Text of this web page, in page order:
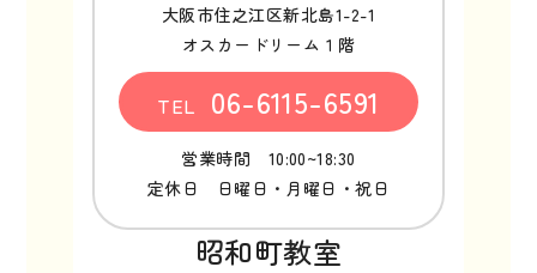
大阪市住之江区新北島1-2-1
オスカードリーム１階
TEL 06-6115-6591
営業時間 10:00~18:30
定休日 日曜日・月曜日・祝日
昭和町教室